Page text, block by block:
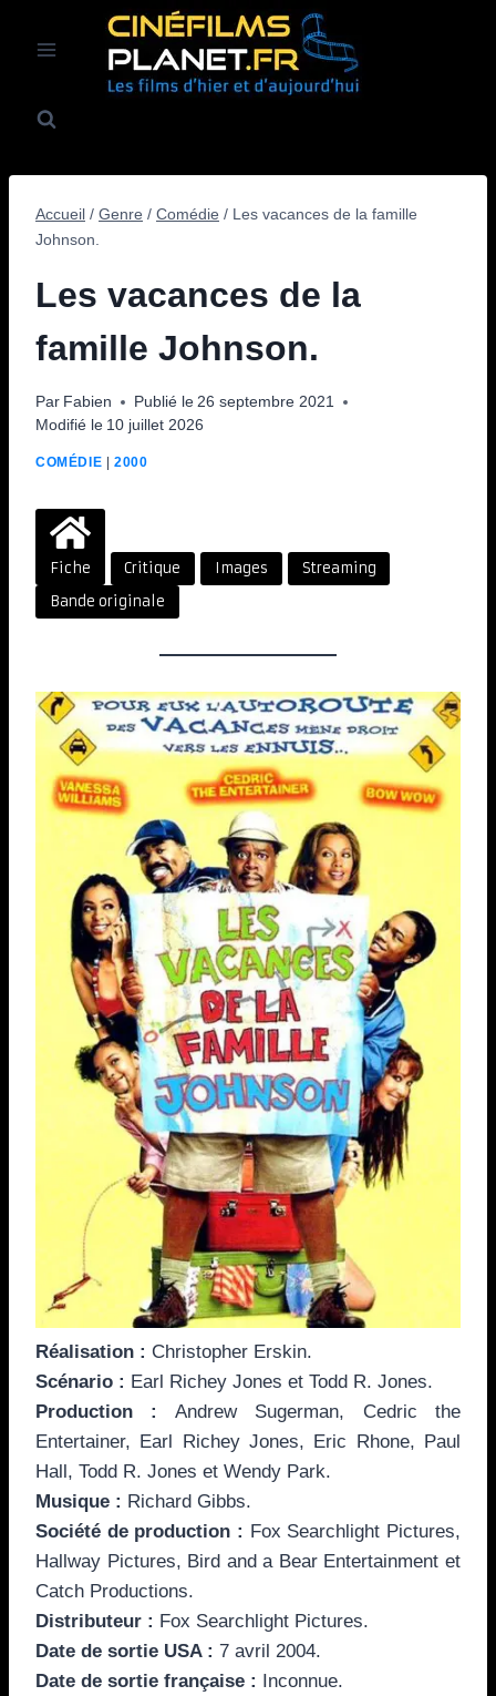
Accueil / Genre / Comédie / Les vacances de la famille
Johnson.
Les vacances de la
famille Johnson.
Par Fabien Publié le 26 septembre 2021
Modifié le 10 juillet 2026
COMÉDIE | 2000
Fiche Critique Images
Streaming
Bande originale
Réalisation : Christopher Erskin.
Scénario : Earl Richey Jones et Todd R. Jones.
Production :
Andrew Sugerman, Cedric the
Entertainer, Earl Richey Jones, Eric Rhone, Paul
Hall, Todd R. Jones et Wendy Park.
Musique : Richard Gibbs.
Société de production : Fox Searchlight Pictures,
Hallway Pictures, Bird and a Bear Entertainment et
Catch Productions.
Distributeur : Fox Searchlight Pictures.
Date de sortie USA : 7 avril 2004.
Date de sortie française : Inconnue.